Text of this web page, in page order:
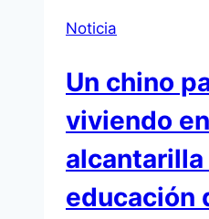
Noticia
Un chino
viviendo
alcantarilla
educación